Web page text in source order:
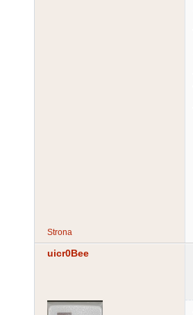
Strona
uicr0Bee